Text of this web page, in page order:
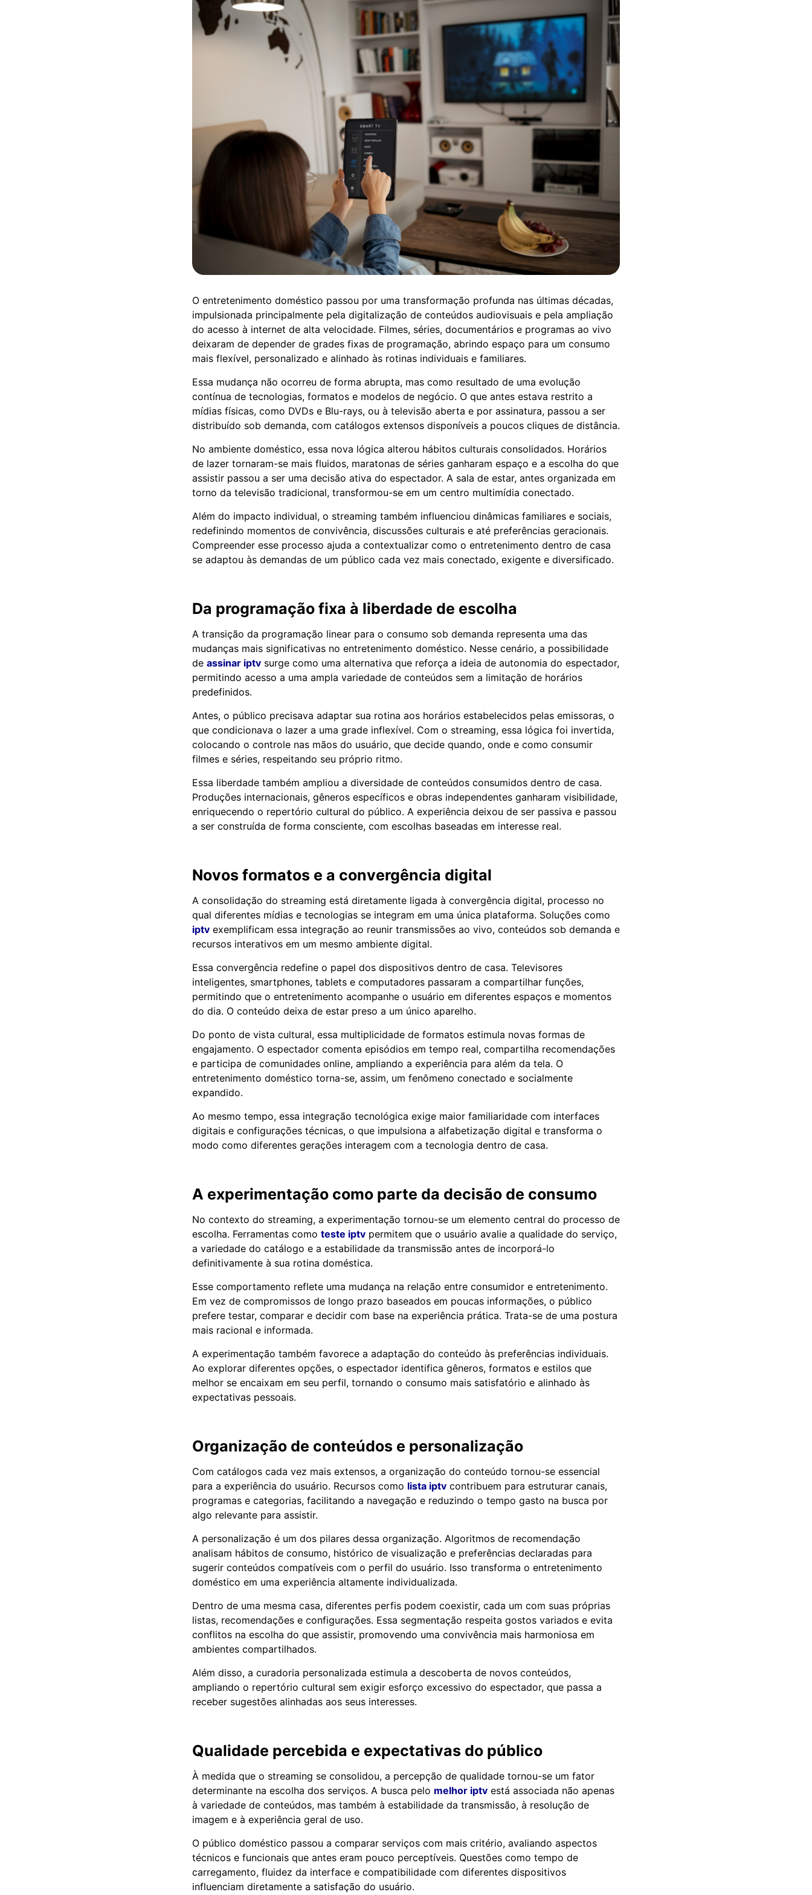
O entretenimento doméstico passou por uma transformação profunda nas últimas décadas,
impulsionada principalmente pela digitalização de conteúdos audiovisuais e pela ampliação
do acesso à internet de alta velocidade. Filmes, séries, documentários e programas ao vivo
deixaram de depender de grades fixas de programação, abrindo espaço para um consumo
mais flexível, personalizado e alinhado às rotinas individuais e familiares.
Essa mudança não ocorreu de forma abrupta, mas como resultado de uma evolução
contínua de tecnologias, formatos e modelos de negócio. O que antes estava restrito a
mídias físicas, como DVDs e Blu-rays, ou à televisão aberta e por assinatura, passou a ser
distribuído sob demanda, com catálogos extensos disponíveis a poucos cliques de distância.
No ambiente doméstico, essa nova lógica alterou hábitos culturais consolidados. Horários
de lazer tornaram-se mais fluidos, maratonas de séries ganharam espaço e a escolha do que
assistir passou a ser uma decisão ativa do espectador. A sala de estar, antes organizada em
torno da televisão tradicional, transformou-se em um centro multimídia conectado.
Além do impacto individual, o streaming também influenciou dinâmicas familiares e sociais,
redefinindo momentos de convivência, discussões culturais e até preferências geracionais.
Compreender esse processo ajuda a contextualizar como o entretenimento dentro de casa
se adaptou às demandas de um público cada vez mais conectado, exigente e diversificado.
Da programação fixa à liberdade de escolha
A transição da programação linear para o consumo sob demanda representa uma das
mudanças mais significativas no entretenimento doméstico. Nesse cenário, a possibilidade
de assinar iptv surge como uma alternativa que reforça a ideia de autonomia do espectador,
permitindo acesso a uma ampla variedade de conteúdos sem a limitação de horários
predefinidos.
Antes, o público precisava adaptar sua rotina aos horários estabelecidos pelas emissoras, o
que condicionava o lazer a uma grade inflexível. Com o streaming, essa lógica foi invertida,
colocando o controle nas mãos do usuário, que decide quando, onde e como consumir
filmes e séries, respeitando seu próprio ritmo.
Essa liberdade também ampliou a diversidade de conteúdos consumidos dentro de casa.
Produções internacionais, gêneros específicos e obras independentes ganharam visibilidade,
enriquecendo o repertório cultural do público. A experiência deixou de ser passiva e passou
a ser construída de forma consciente, com escolhas baseadas em interesse real.
Novos formatos e a convergência digital
A consolidação do streaming está diretamente ligada à convergência digital, processo no
qual diferentes mídias e tecnologias se integram em uma única plataforma. Soluções como
iptv exemplificam essa integração ao reunir transmissões ao vivo, conteúdos sob demanda e
recursos interativos em um mesmo ambiente digital.
Essa convergência redefine o papel dos dispositivos dentro de casa. Televisores
inteligentes, smartphones, tablets e computadores passaram a compartilhar funções,
permitindo que o entretenimento acompanhe o usuário em diferentes espaços e momentos
do dia. O conteúdo deixa de estar preso a um único aparelho.
Do ponto de vista cultural, essa multiplicidade de formatos estimula novas formas de
engajamento. O espectador comenta episódios em tempo real, compartilha recomendações
e participa de comunidades online, ampliando a experiência para além da tela. O
entretenimento doméstico torna-se, assim, um fenômeno conectado e socialmente
expandido.
Ao mesmo tempo, essa integração tecnológica exige maior familiaridade com interfaces
digitais e configurações técnicas, o que impulsiona a alfabetização digital e transforma o
modo como diferentes gerações interagem com a tecnologia dentro de casa.
A experimentação como parte da decisão de consumo
No contexto do streaming, a experimentação tornou-se um elemento central do processo de
escolha. Ferramentas como teste iptv permitem que o usuário avalie a qualidade do serviço,
a variedade do catálogo e a estabilidade da transmissão antes de incorporá-lo
definitivamente à sua rotina doméstica.
Esse comportamento reflete uma mudança na relação entre consumidor e entretenimento.
Em vez de compromissos de longo prazo baseados em poucas informações, o público
prefere testar, comparar e decidir com base na experiência prática. Trata-se de uma postura
mais racional e informada.
A experimentação também favorece a adaptação do conteúdo às preferências individuais.
Ao explorar diferentes opções, o espectador identifica gêneros, formatos e estilos que
melhor se encaixam em seu perfil, tornando o consumo mais satisfatório e alinhado às
expectativas pessoais.
Organização de conteúdos e personalização
Com catálogos cada vez mais extensos, a organização do conteúdo tornou-se essencial
para a experiência do usuário. Recursos como lista iptv contribuem para estruturar canais,
programas e categorias, facilitando a navegação e reduzindo o tempo gasto na busca por
algo relevante para assistir.
A personalização é um dos pilares dessa organização. Algoritmos de recomendação
analisam hábitos de consumo, histórico de visualização e preferências declaradas para
sugerir conteúdos compatíveis com o perfil do usuário. Isso transforma o entretenimento
doméstico em uma experiência altamente individualizada.
Dentro de uma mesma casa, diferentes perfis podem coexistir, cada um com suas próprias
listas, recomendações e configurações. Essa segmentação respeita gostos variados e evita
conflitos na escolha do que assistir, promovendo uma convivência mais harmoniosa em
ambientes compartilhados.
Além disso, a curadoria personalizada estimula a descoberta de novos conteúdos,
ampliando o repertório cultural sem exigir esforço excessivo do espectador, que passa a
receber sugestões alinhadas aos seus interesses.
Qualidade percebida e expectativas do público
À medida que o streaming se consolidou, a percepção de qualidade tornou-se um fator
determinante na escolha dos serviços. A busca pelo melhor iptv está associada não apenas
à variedade de conteúdos, mas também à estabilidade da transmissão, à resolução de
imagem e à experiência geral de uso.
O público doméstico passou a comparar serviços com mais critério, avaliando aspectos
técnicos e funcionais que antes eram pouco perceptíveis. Questões como tempo de
carregamento, fluidez da interface e compatibilidade com diferentes dispositivos
influenciam diretamente a satisfação do usuário.